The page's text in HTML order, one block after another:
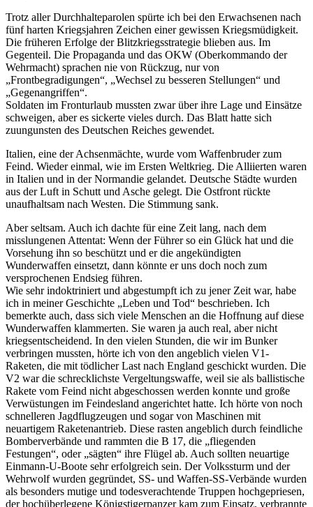
Trotz aller Durchhalteparolen spürte ich bei den Erwachsenen nach
fünf harten Kriegsjahren Zeichen einer gewissen Kriegsmüdigkeit.
Die früheren Erfolge der Blitzkriegsstrategie blieben aus. Im
Gegenteil. Die Propaganda und das OKW (Oberkommando der
Wehrmacht) sprachen nie von Rückzug, nur von
Frontbegradigungen , Wechsel zu besseren Stellungen
und
Gegenangriffen .
Soldaten im Fronturlaub mussten zwar über ihre Lage und Einsätze
schweigen, aber es sickerte vieles durch. Das Blatt hatte sich
zuungunsten des Deutschen Reiches gewendet.
Italien, eine der Achsenmächte, wurde vom Waffenbruder zum
Feind. Wieder einmal, wie im Ersten Weltkrieg. Die Alliierten waren
in Italien und in der Normandie gelandet. Deutsche Städte wurden
aus der Luft in Schutt und Asche gelegt. Die Ostfront rückte
unaufhaltsam nach Westen. Die Stimmung sank.
Aber seltsam. Auch ich dachte für eine Zeit lang, nach dem
misslungenen Attentat: Wenn der Führer so ein Glück hat und die
Vorsehung ihn so beschützt und er die angekündigten
Wunderwaffen einsetzt, dann könnte er uns doch noch zum
versprochenen Endsieg führen.
Wie sehr indoktriniert und abgestumpft ich zu jener Zeit war, habe
ich in meiner Geschichte
Leben und Tod
beschrieben. Ich
bemerkte auch, dass sich viele Menschen an die Hoffnung auf diese
Wunderwaffen klammerten. Sie waren ja auch real, aber nicht
kriegsentscheidend. In den vielen Stunden, die wir im Bunker
verbringen mussten, hörte ich von den angeblich vielen V1-
Raketen, die mit tödlicher Last nach England geschickt wurden. Die
V2 war die schrecklichste Vergeltungswaffe, weil sie als ballistische
Rakete vom Feind nicht abgeschossen werden konnte und große
Verwüstungen im Feindesland angerichtet hatte. Ich hörte von noch
schnelleren Jagdflugzeugen und sogar von Maschinen mit
neuartigem Raketenantrieb. Diese rasten angeblich durch feindliche
Bomberverbände und rammten die B 17, die
fliegenden
Festungen , oder sägten
ihre Flügel ab. Auch sollten neuartige
Einmann-U-Boote sehr erfolgreich sein. Der Volkssturm und der
Wehrwolf wurden gegründet, SS- und Waffen-SS-Verbände wurden
als besonders mutige und todesverachtende Truppen hochgepriesen,
der hochüberlegene Königstigerpanzer kam zum Einsatz, verbrannte